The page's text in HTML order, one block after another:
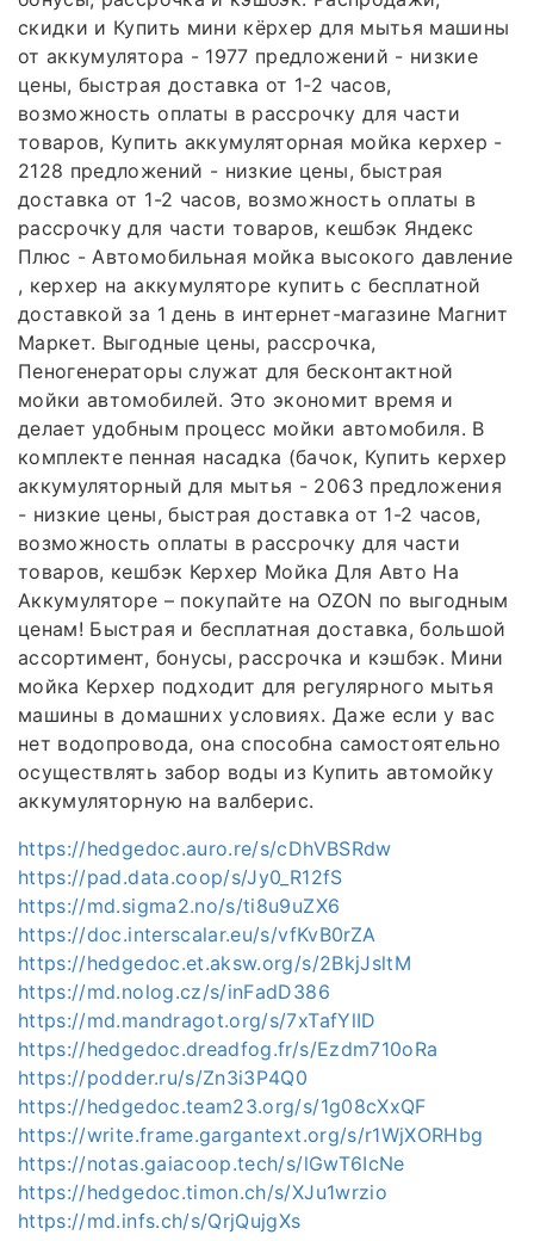
скидки и Купить мини кёрхер для мытья машины
от аккумулятора - 1977 предложений - низкие
цены, быстрая доставка от 1-2 часов,
возможность оплаты в рассрочку для части
товаров, Купить аккумуляторная мойка керхер -
2128 предложений - низкие цены, быстрая
доставка от 1-2 часов, возможность оплаты в
рассрочку для части товаров, кешбэк Яндекс
Плюс - Автомобильная мойка высокого давление
, керхер на аккумуляторе купить с бесплатной
доставкой за 1 день в интернет-магазине Магнит
Маркет. Выгодные цены, рассрочка,
Пеногенераторы служат для бесконтактной
мойки автомобилей. Это экономит время и
делает удобным процесс мойки автомобиля. В
комплекте пенная насадка (бачок, Купить керхер
аккумуляторный для мытья - 2063 предложения
- низкие цены, быстрая доставка от 1-2 часов,
возможность оплаты в рассрочку для части
товаров, кешбэк Керхер Мойка Для Авто На
Аккумуляторе – покупайте на OZON по выгодным
ценам! Быстрая и бесплатная доставка, большой
ассортимент, бонусы, рассрочка и кэшбэк. Мини
мойка Керхер подходит для регулярного мытья
машины в домашних условиях. Даже если у вас
нет водопровода, она способна самостоятельно
осуществлять забор воды из Купить автомойку
аккумуляторную на валберис.
https://hedgedoc.auro.re/s/cDhVBSRdw
https://pad.data.coop/s/Jy0_R12fS
https://md.sigma2.no/s/ti8u9uZX6
https://doc.interscalar.eu/s/vfKvB0rZA
https://hedgedoc.et.aksw.org/s/2BkjJsltM
https://md.nolog.cz/s/inFadD386
https://md.mandragot.org/s/7xTafYlID
https://hedgedoc.dreadfog.fr/s/Ezdm710oRa
https://podder.ru/s/Zn3i3P4Q0
https://hedgedoc.team23.org/s/1g08cXxQF
https://write.frame.gargantext.org/s/r1WjXORHbg
https://notas.gaiacoop.tech/s/lGwT6IcNe
https://hedgedoc.timon.ch/s/XJu1wrzio
https://md.infs.ch/s/QrjQujgXs